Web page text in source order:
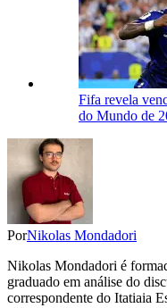
Fifa revela
do Mundo de
PorNikolas Mondadori
Nikolas Mondadori é
graduado em análise do
correspondente do Itatiaia